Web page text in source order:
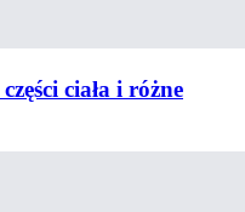
ciała i różne